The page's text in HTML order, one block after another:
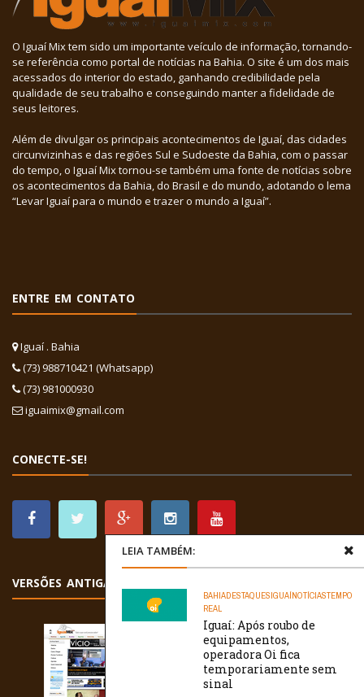
LEIA TAMBÉM:
BAHIADESTAQUESIGUAÍNOTÍCIASTEMPO
REAL
Iguaí: Após roubo de
equipamentos,
operadora Oi fica
temporariamente sem
sinal
O Iguaí Mix tem sido um importante veículo de informação, tornando-
se referência como portal de notícias na Bahia. O site é um dos mais
acessados do interior do estado, ganhando credibilidade pela
qualidade de seu trabalho e conseguindo manter a fidelidade de
seus leitores.
Além de divulgar os principais acontecimentos de Iguaí, das cidades
circunvizinhas e das regiões Sul e Sudoeste da Bahia, com o passar
do tempo, o Iguaí Mix tornou-se também uma fonte de notícias sobre
os acontecimentos da Bahia, do Brasil e do mundo, adotando o lema
“Levar Iguaí para o mundo e trazer o mundo a Iguaí”.
ENTRE EM CONTATO
Iguaí . Bahia
(73) 988710421 (Whatsapp)
(73) 981000930
iguaimix@gmail.com
CONECTE-SE!
VERSÕES ANTIGAS